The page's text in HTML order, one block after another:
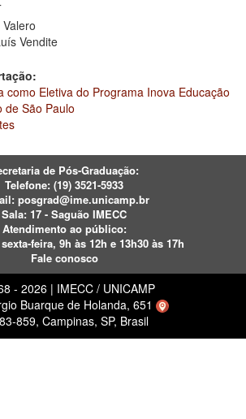
Vendite
como Eletiva do Programa Inova Educação
de São Paulo
de Pós-Graduação:
Telefone: (19) 3521-5933
posgrad@ime.unicamp.br
Sala: 17 - Saguão IMECC
Atendimento ao público:
feira, 9h às 12h e 13h30 às 17h
Fale conosco
- 2026 | IMECC / UNICAMP
Buarque de Holanda, 651
859, Campinas, SP, Brasil